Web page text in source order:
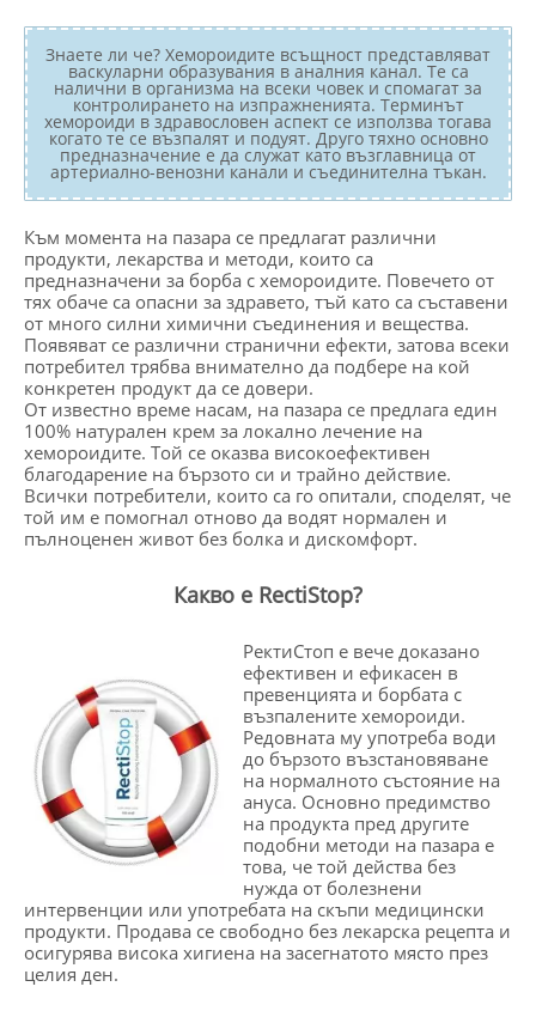
Знаете ли че? Хемороидите всъщност представляват
васкуларни образувания в аналния канал. Те са
налични в организма на всеки човек и спомагат за
контролирането на изпражненията. Терминът
хемороиди в здравословен аспект се използва тогава
когато те се възпалят и подуят. Друго тяхно основно
предназначение е да служат като възглавница от
артериално-венозни канали и съединителна тъкан.
Към момента на пазара се предлагат различни
продукти, лекарства и методи, които са
предназначени за борба с хемороидите. Повечето от
тях обаче са опасни за здравето, тъй като са съставени
от много силни химични съединения и вещества.
Появяват се различни странични ефекти, затова всеки
потребител трябва внимателно да подбере на кой
конкретен продукт да се довери.
От известно време насам, на пазара се предлага един
100% натурален крем за локално лечение на
хемороидите. Той се оказва високоефективен
благодарение на бързото си и трайно действие.
Всички потребители, които са го опитали, споделят, че
той им е помогнал отново да водят нормален и
пълноценен живот без болка и дискомфорт.
Какво е RectiStop?
РектиСтоп е вече доказано
ефективен и ефикасен в
превенцията и борбата с
възпалените хемороиди.
Редовната му употреба води
до бързото възстановяване
на нормалното състояние на
ануса. Основно предимство
на продукта пред другите
подобни методи на пазара е
това, че той действа без
нужда от болезнени
интервенции или употребата на скъпи медицински
продукти. Продава се свободно без лекарска рецепта и
осигурява висока хигиена на засегнатото място през
целия ден.